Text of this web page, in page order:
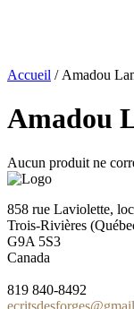
Accueil / Amadou
Amadou
Aucun produit ne
858 rue Laviolette,
Trois-Rivières
G9A 5S3
Canada
819 840-8492